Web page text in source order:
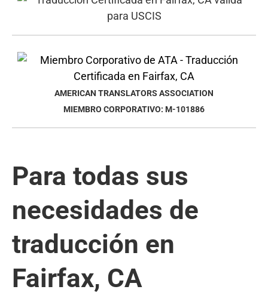
AMERICAN TRANSLATORS ASSOCIATION
MIEMBRO CORPORATIVO: M-101886
Para todas sus
necesidades de
traducción en
Fairfax, CA